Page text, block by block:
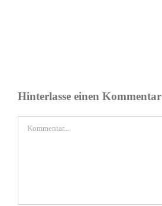
Hinterlasse einen Kommentar